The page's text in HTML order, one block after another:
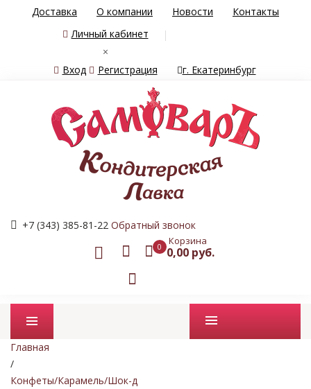
Доставка О компании Новости
Контакты
Личный кабинет
×
Вход
Регистрация г. Екатеринбург
+7 (343) 385-81-22 Обратный звонок
0 Корзина
0,00 руб.
Промо товары
Главная
/
Конфеты/Карамель/Шок-д